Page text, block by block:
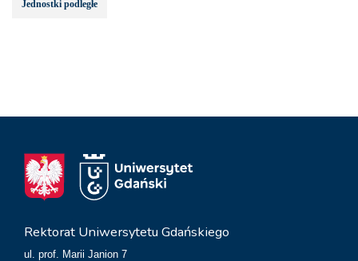
Jednostki podległe
Rektorat Uniwersytetu Gdańskiego
ul. prof. Marii Janion 7